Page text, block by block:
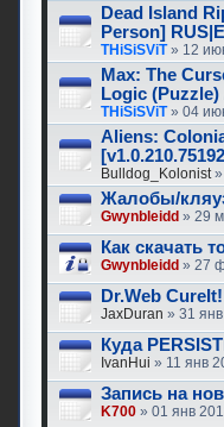
Dead Island
Person]
THiSiSViT» 12
Max: The
Logic (Puzzle)
THiSiSViT» 04
Aliens:
Bulldog_Kolonist»
Жалобы/
Gwynbleidd » 29
Как скачать
Gwynbleidd » 27
Dr.Web
JaxDuran » 31
Куда
IvanHui » 11 янв
Запись на
K700 » 01 янв